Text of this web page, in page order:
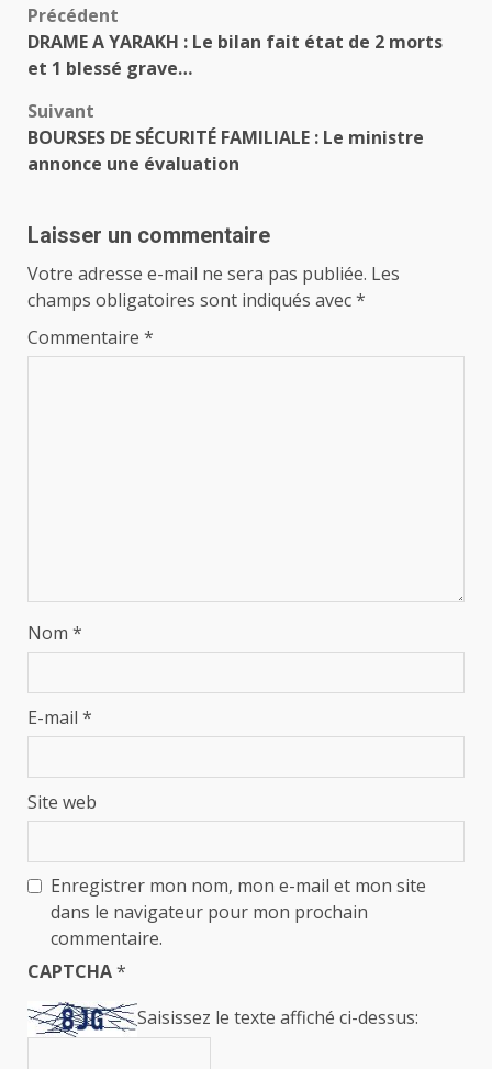
Navigation
d’article
Précédent
DRAME A YARAKH : Le bilan fait état de 2 morts
et 1 blessé grave…
Suivant
BOURSES DE SÉCURITÉ FAMILIALE : Le ministre
annonce une évaluation
Laisser un commentaire
Votre adresse e-mail ne sera pas publiée. Les
champs obligatoires sont indiqués avec*
Commentaire *
Nom *
E-mail *
Site web
Enregistrer mon nom, mon e-mail et mon site
dans le navigateur pour mon prochain
commentaire.
CAPTCHA*
Saisissez le texte affiché ci-dessus: